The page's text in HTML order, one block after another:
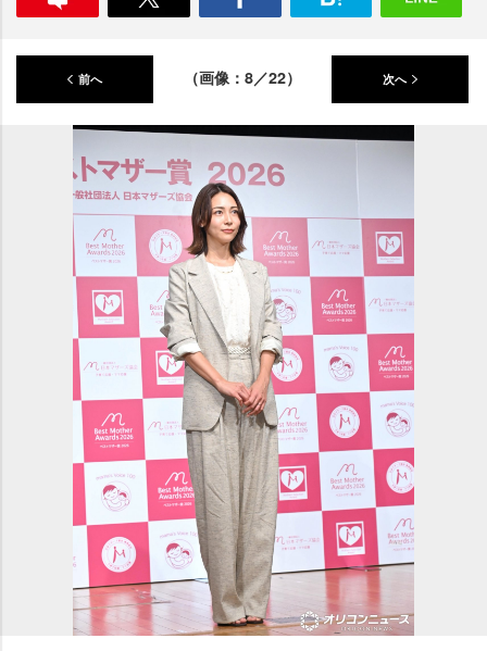
前へ （画像：8／22） 次へ